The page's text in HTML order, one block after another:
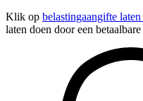
Klik op belastingaangifte
laten doen door een